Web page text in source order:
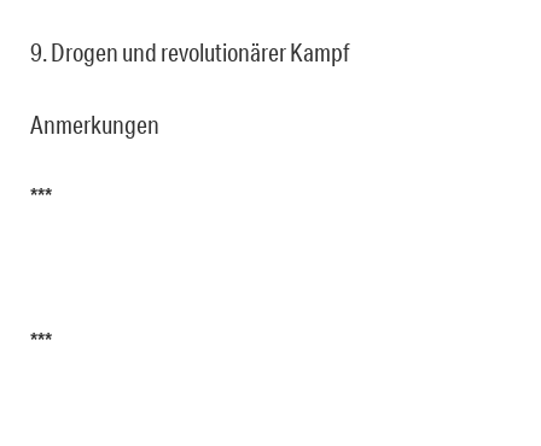
9. Drogen und revolutionärer Kampf
Anmerkungen
***
***